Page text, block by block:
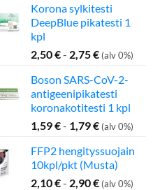
Korona sylkitesti
DeepBlue pikatesti 1
kpl
2,50€- 2,75€ (alv 0%)
Boson SARS-CoV-2-
antigeenipikatesti
koronakotitesti 1 kpl
1,59€- 1,79€ (alv 0%)
FFP2 hengityssuojain
10kpl/pkt (Musta)
2,10€- 2,90€ (alv 0%)